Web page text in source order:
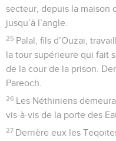
secteur, depuis la maison
jusqu’à l’angle.
25 Palal, fils d’Ouzaï,
la tour supérieure qui fait
de la cour de la prison.
Pareoch.
26 Les Néthiniens
vis-à-vis de la porte des
27 Derrière eux les